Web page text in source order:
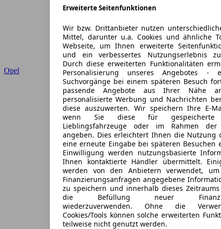
Erweiterte Seitenfunktionen
Wir bzw. Drittanbieter nutzen
Mittel, darunter u.a. Cookies und ähnliche
Webseite, um Ihnen erweiterte
und ein verbessertes Nutzungserlebnis
Durch diese erweiterten Funktionalitäten
Personalisierung unseres Angebotes
Suchvorgänge bei einem späteren Besuch
passende Angebote aus Ihrer Nähe
personalisierte Werbung und Nachrichten
diese auszuwerten. Wir speichern Ihre E-
wenn Sie diese für gespeicherte
Lieblingsfahrzeuge oder im Rahmen der
angeben. Dies erleichtert Ihnen die Nutzung
eine erneute Eingabe bei späteren
Einwilligung werden nutzungsbasierte
Ihnen kontaktierte Händler übermittelt.
werden von den Anbietern verwendet,
Finanzierungsanfragen angegebene
zu speichern und innerhalb dieses
die Befüllung neuer
wiederzuverwenden. Ohne die
Cookies/Tools können solche erweiterten
teilweise nicht genutzt werden.
Opel